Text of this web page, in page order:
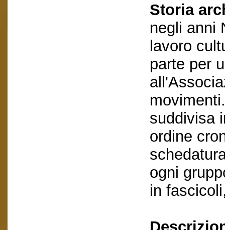
Storia
negli anni
lavoro
parte per
suddivisa
ordine
ogni
in